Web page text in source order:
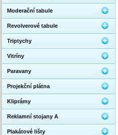
Moderační tabule
Revolverové tabule
Triptychy
Vitríny
Paravany
Projekční plátna
Kliprámy
Reklamní stojany A
Plakátové lišty